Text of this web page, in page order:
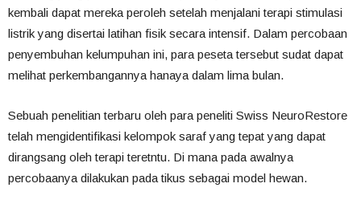
kembali dapat mereka peroleh setelah menjalani terapi stimulasi
listrik yang disertai latihan fisik secara intensif. Dalam percobaan
penyembuhan kelumpuhan ini, para peseta tersebut sudat dapat
melihat perkembangannya hanaya dalam lima bulan.
Sebuah penelitian terbaru oleh para peneliti Swiss NeuroRestore
telah mengidentifikasi kelompok saraf yang tepat yang dapat
dirangsang oleh terapi teretntu. Di mana pada awalnya
percobaanya dilakukan pada tikus sebagai model hewan.